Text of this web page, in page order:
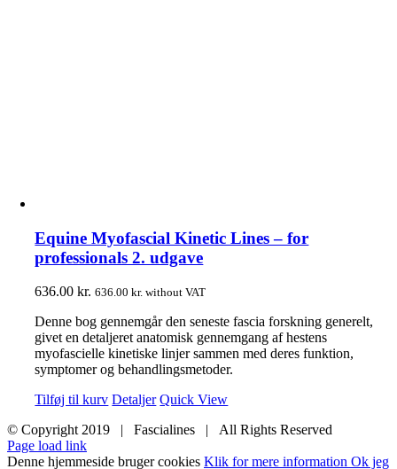
Equine Myofascial Kinetic Lines – for
professionals 2. udgave
636.00kr. 636.00kr. without VAT
Denne bog gennemgår den seneste fascia forskning generelt,
givet en detaljeret anatomisk gennemgang af hestens
myofascielle kinetiske linjer sammen med deres funktion,
symptomer og behandlingsmetoder.
Tilføj til kurv Detaljer Quick View
© Copyright 2019 | Fascialines | All Rights Reserved
Page load link
Denne hjemmeside bruger cookies Klik for mere information Ok jeg